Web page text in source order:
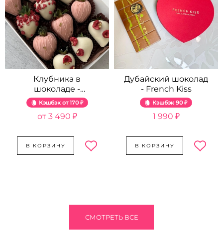
Клубника в
шоколаде -
Розовый жемчуг
Кэшбэк 170 ₽
3 490 ₽
В КОРЗИНУ
Дубайский шоколад
- French Kiss
Кэшбэк 90 ₽
1 990 ₽
В КОРЗИНУ
СМОТРЕТЬ ВСЕ